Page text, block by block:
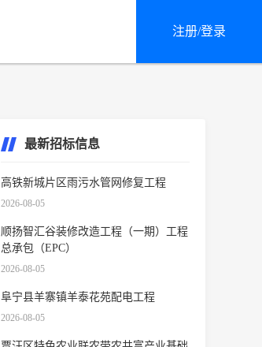
注册/登录
最新招标信息
高铁新城片区雨污水管网修复工程
2026-08-05
顺扬智汇谷装修改造工程（一期）工程
总承包（EPC）
2026-08-05
阜宁县羊寨镇羊泰花苑配电工程
2026-08-05